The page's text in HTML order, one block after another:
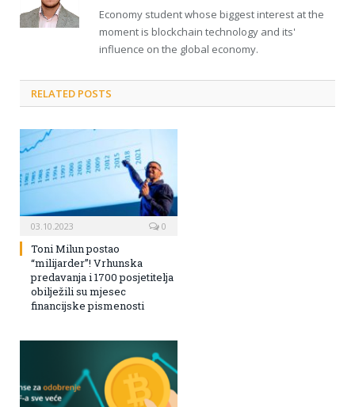
Economy student whose biggest interest at the
moment is blockchain technology and its'
influence on the global economy.
RELATED POSTS
03.10.2023 0
Toni Milun postao
“milijarder”! Vrhunska
predavanja i 1700 posjetitelja
obilježili su mjesec
financijske pismenosti